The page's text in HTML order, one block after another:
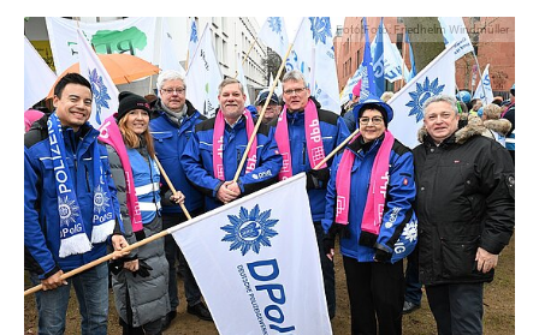
Foto:Foto: Friedhelm Windmüller